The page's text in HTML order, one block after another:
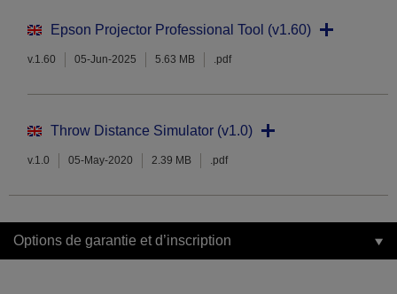
Epson Projector Professional Tool (v1.60)
v.1.60 05-Jun-2025 5.63 MB .pdf
Throw Distance Simulator (v1.0)
v.1.0 05-May-2020 2.39 MB .pdf
Options de garantie et d’inscription